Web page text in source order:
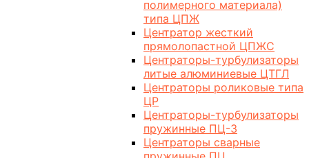
полимерного материала)
типа ЦПЖ
Центратор жесткий
прямолопастной ЦПЖС
Центраторы-турбулизаторы
литые алюминиевые ЦТГЛ
Центраторы роликовые типа
ЦР
Центраторы-турбулизаторы
пружинные ПЦ-3
Центраторы сварные